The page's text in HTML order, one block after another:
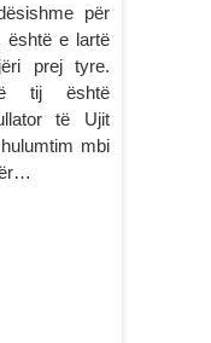
për
është e lartë
prej tyre.
tij është
të Ujit
mbi